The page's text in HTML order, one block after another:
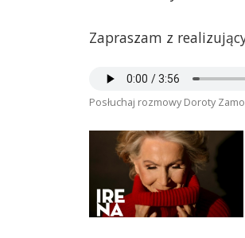
Zapraszam z
Posłuchaj rozmowy Doroty